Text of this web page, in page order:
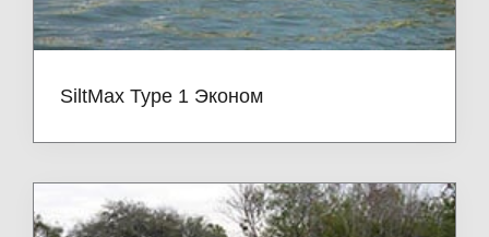
SiltMax Type 1 Эконом